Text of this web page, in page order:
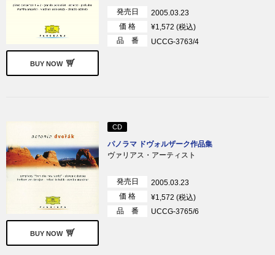
BUY NOW
発売日
2005.03.23
価 格
¥1,572 (税込)
品 番
UCCG-3763/4
BUY NOW
CD
パノラマ ドヴォルザーク作品集
ヴァリアス・アーティスト
発売日
2005.03.23
価 格
¥1,572 (税込)
品 番
UCCG-3765/6